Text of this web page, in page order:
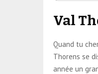
Val
Quand tu
Thorens se
année un